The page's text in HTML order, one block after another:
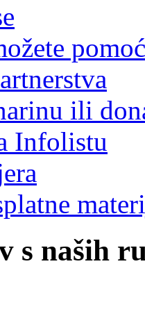
ili
Infolistu
s naših